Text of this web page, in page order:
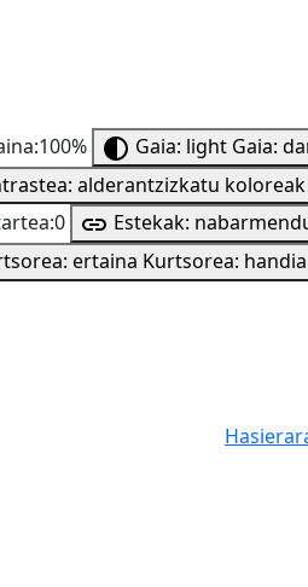
Gaia: light Gaia:
alderantzizkatu koloreak
Estekak:
ertaina Kurtsorea: handia